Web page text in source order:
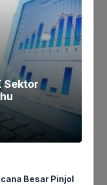
dipublikasikan.
Sektor
Besar Pinjol